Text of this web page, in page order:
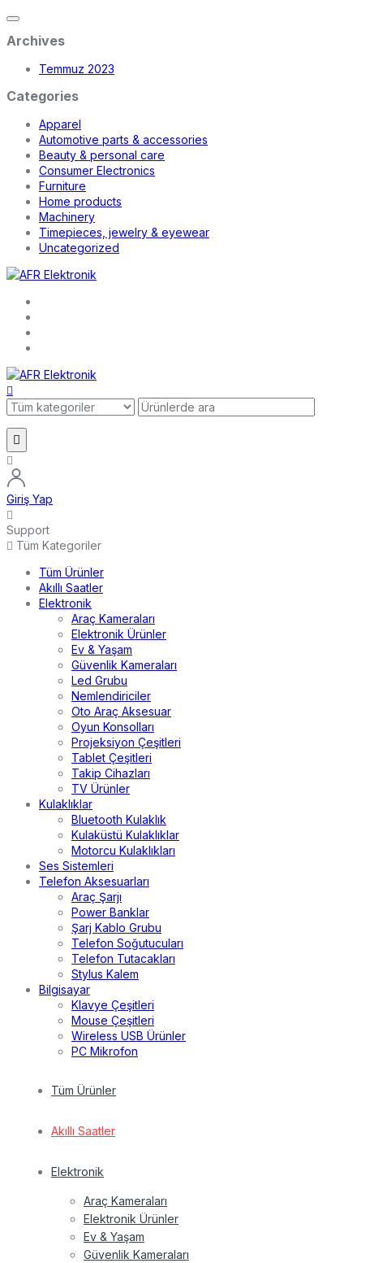
Archives
Temmuz 2023
Categories
Apparel
Automotive parts & accessories
Beauty & personal care
Consumer Electronics
Furniture
Home products
Machinery
Timepieces, jewelry & eyewear
Uncategorized
Giriş Yap
Support
Tüm Kategoriler
Tüm Ürünler
Akıllı Saatler
Elektronik
Araç Kameraları
Elektronik Ürünler
Ev & Yaşam
Güvenlik Kameraları
Led Grubu
Nemlendiriciler
Oto Araç Aksesuar
Oyun Konsolları
Projeksiyon Çeşitleri
Tablet Çeşitleri
Takip Cihazları
TV Ürünler
Kulaklıklar
Bluetooth Kulaklık
Kulaküstü Kulaklıklar
Motorcu Kulaklıkları
Ses Sistemleri
Telefon Aksesuarları
Araç Şarjı
Power Banklar
Şarj Kablo Grubu
Telefon Soğutucuları
Telefon Tutacakları
Stylus Kalem
Bilgisayar
Klavye Çeşitleri
Mouse Çeşitleri
Wireless USB Ürünler
PC Mikrofon
Tüm Ürünler
Akıllı Saatler
Elektronik
Araç Kameraları
Elektronik Ürünler
Ev & Yaşam
Güvenlik Kameraları